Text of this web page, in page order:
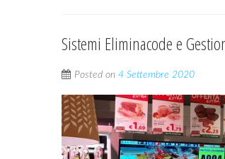
Sistemi Eliminacode e
Posted on 4 Settembre 2020